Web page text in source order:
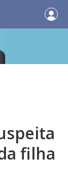
filha